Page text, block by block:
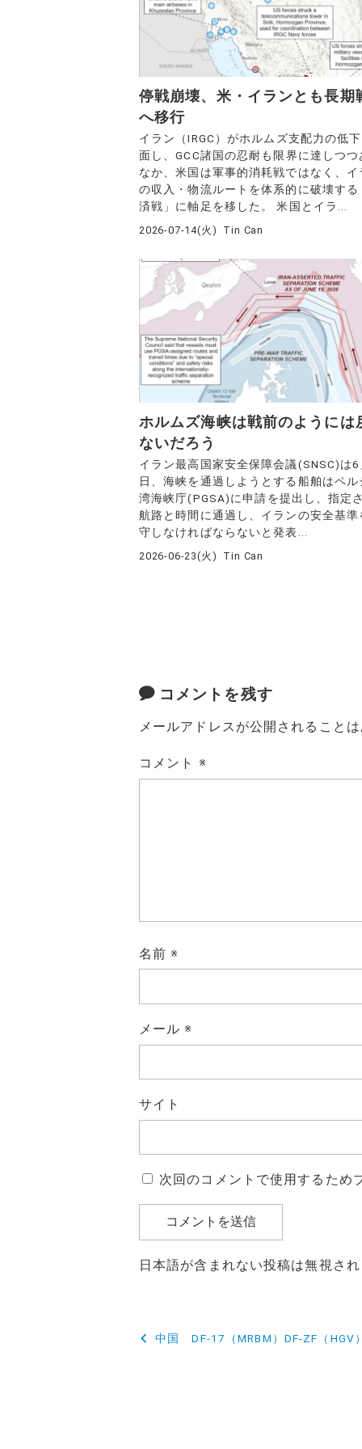
停戦崩壊、米・イランとも長期
へ移行
イラン（IRGC）がホルムズ支配力の低
面し、GCC諸国の忍耐も限界に達しつつ
なか、米国は軍事的消耗戦ではなく、イ
の収入・物流ルートを体系的に破壊する
済戦」に軸足を移した。 米国とイラ...
2026-07-14(火) Tin Can
ホルムズ海峡は戦前のようには
ないだろう
イラン最高国家安全保障会議(SNSC)は
日、海峡を通過しようとする船舶はペル
湾海峡庁(PGSA)に申請を提出し、指定
航路と時間に通過し、イランの安全基準
守しなければならないと発表...
2026-06-23(火) Tin Can
コメントを残す
メールアドレスが公開されることは
コメント ※
名前※
メール※
サイト
次回のコメントで使用するため
日本語が含まれない投稿は無視さ
投
中国 DF‑17（MRBM）DF‑ZF（HGV